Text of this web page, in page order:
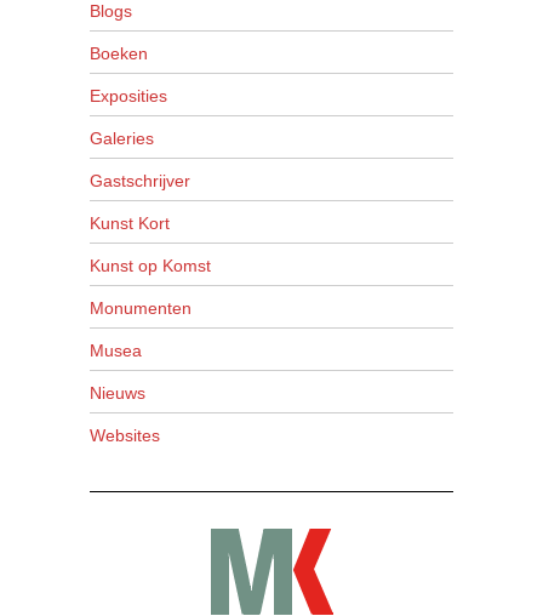
Blogs
Boeken
Exposities
Galeries
Gastschrijver
Kunst Kort
Kunst op Komst
Monumenten
Musea
Nieuws
Websites